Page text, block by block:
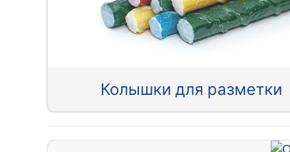
Колышки для разметки